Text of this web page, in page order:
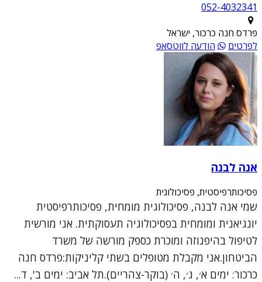
052-4032341
פרדס חנה כרכור, ישראל
לפרטים
הודעה לווטסאפ
אנה לבנה
פסיכותרפיסטית, פסיכולוגית
שמי אנה לבנה, פסיכולוגית מומחית, פסיכותרפיסטית
יונגיאנית ומומחית בפסיכולוגיה תעסוקתית. אני מורשית
לטיפול בהיפנוזה ומוכרת כספק מורשה של משרד
הביטחון.אני מקבלת מטופלים בשתי קליניקות:פרדס חנה
כרכור: ימים א׳, ג׳, ה׳ (בוקר-צהריים).תל אביב: ימים ב', ד...